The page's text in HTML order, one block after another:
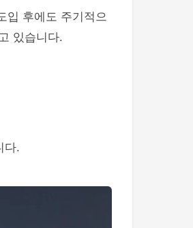
입 후에도 주기적으
있습니다.
다.